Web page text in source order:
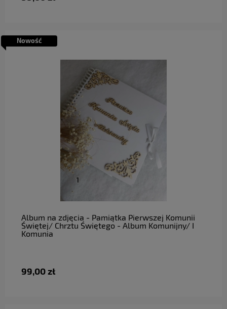
Album na zdjęcia - Pamiątka Pierwszej Komunii
Świętej/ Chrztu Świętego - Album Komunijny/ I
Komunia
99,00 zł
Nowość